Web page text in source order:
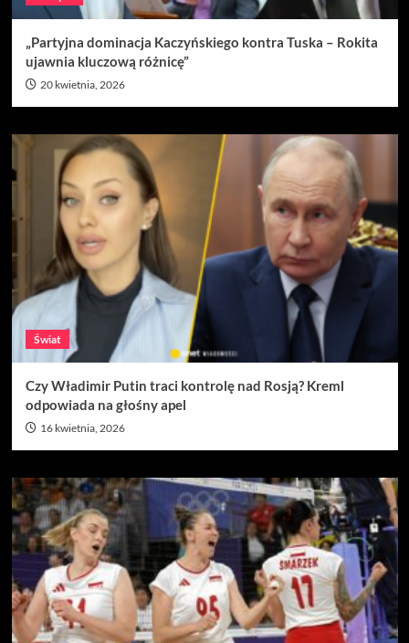
„Partyjna dominacja Kaczyńskiego kontra Tuska – Rokita
ujawnia kluczową różnicę”
20 kwietnia, 2026
Świat
Czy Władimir Putin traci kontrolę nad Rosją? Kreml
odpowiada na głośny apel
16 kwietnia, 2026